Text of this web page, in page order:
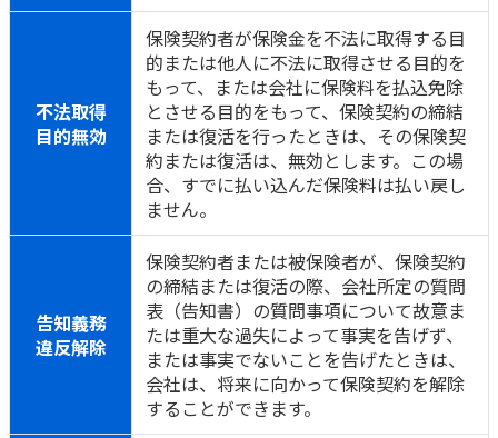
不法取得
目的無効
保険契約者が保険金を不法に取得する目
的または他人に不法に取得させる目的を
もって、または会社に保険料を払込免除
とさせる目的をもって、保険契約の締結
または復活を行ったときは、その保険契
約または復活は、無効とします。この場
合、すでに払い込んだ保険料は払い戻し
ません。
告知義務
違反解除
保険契約者または被保険者が、保険契約
の締結または復活の際、会社所定の質問
表（告知書）の質問事項について故意ま
たは重大な過失によって事実を告げず、
または事実でないことを告げたときは、
会社は、将来に向かって保険契約を解除
することができます。